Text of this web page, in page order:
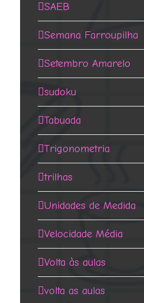
SAEB
Semana Farroupilha
Setembro Amarelo
sudoku
Tabuada
Trigonometria
trilhas
Unidades de Medida
Velocidade Média
Volta às aulas
volta as aulas